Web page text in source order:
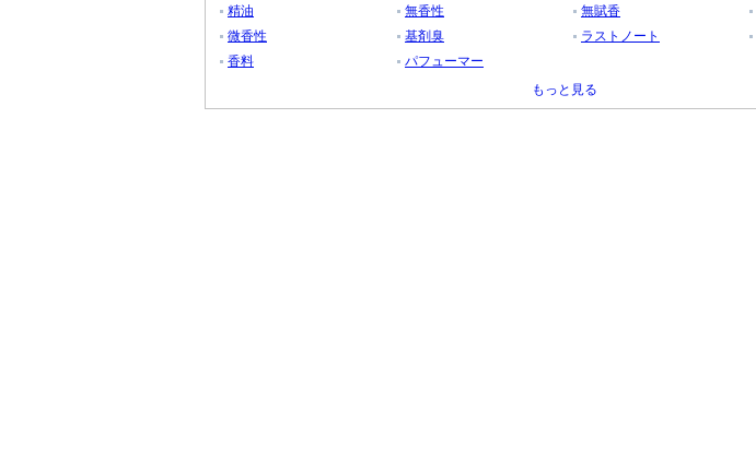
精油
無香性 無賦香
微香性
基剤臭 ラストノート
香料
パフューマー
もっと見る